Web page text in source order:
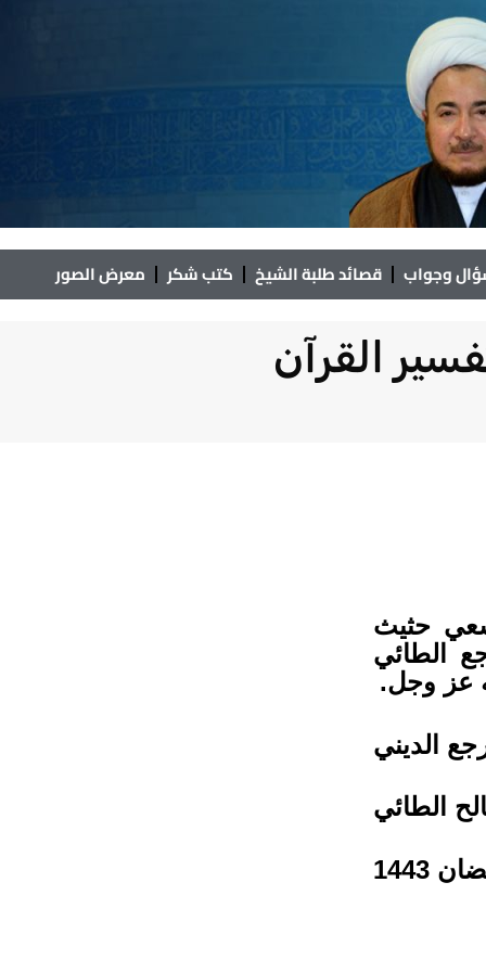
وجواب قصائد طلبة الشيخ كتب شكر معرض الصور
حثيث
الطائي
عز وجل.
الديني
الطائي